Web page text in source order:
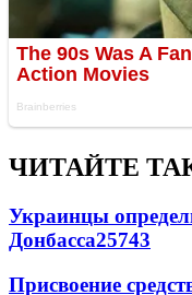
ЧИТАЙТЕ
Украинцы
Донбасса25743
Присвоение